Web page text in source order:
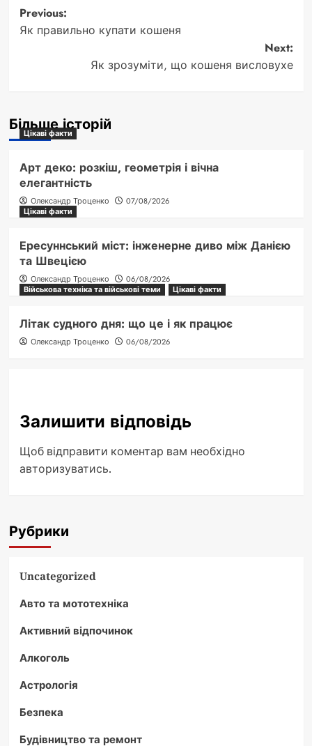
Post
navigation
Previous:
Як правильно купати кошеня
Next:
Як зрозуміти, що кошеня висловухе
Більше історій
Цікаві факти
Арт деко: розкіш, геометрія і вічна
елегантність
Олександр Троценко
07/08/2026
Цікаві факти
Ересуннський міст: інженерне диво між Данією
та Швецією
Олександр Троценко
06/08/2026
Військова техніка та військові теми
Цікаві факти
Літак судного дня: що це і як працює
Олександр Троценко 06/08/2026
Залишити відповідь
Щоб відправити коментар вам необхідно
авторизуватись.
Рубрики
Uncategorized
Авто та мототехніка
Активний відпочинок
Алкоголь
Астрологія
Безпека
Будівництво та ремонт